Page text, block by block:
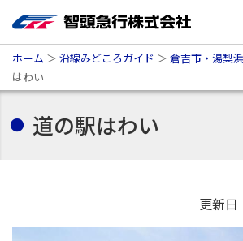
ホーム ＞ 沿線みどころガイド ＞ 倉吉市・湯梨
はわい
道の駅はわい
更新日